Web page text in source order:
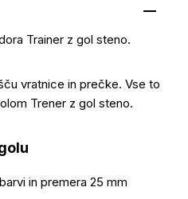
Trainer z gol steno.
vratnice in prečke. Vse to
Trener z gol steno.
in premera 25 mm